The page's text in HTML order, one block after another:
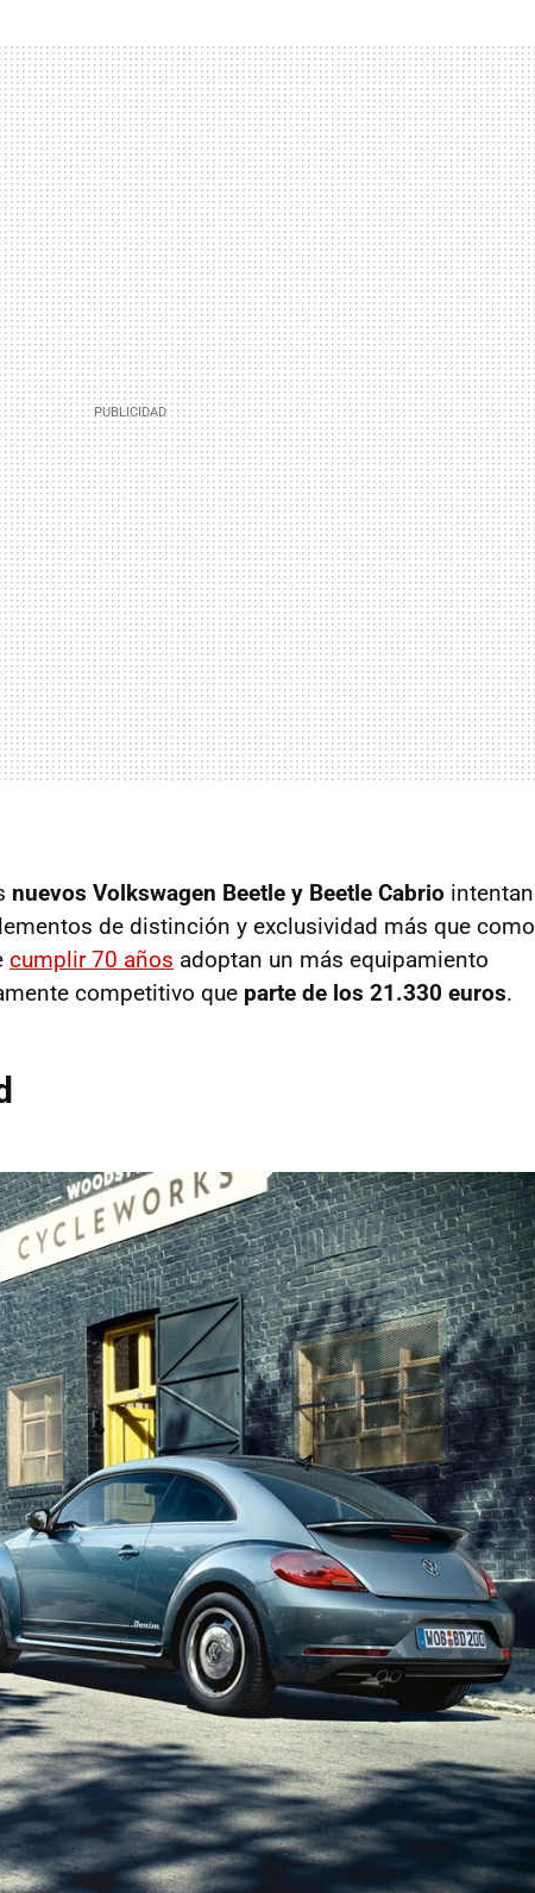
nuevos Volkswagen Beetle y Beetle Cabrio intentan
de distinción y exclusividad más que como
cumplir 70 años adoptan un más equipamiento
competitivo que parte de los 21.330 euros.